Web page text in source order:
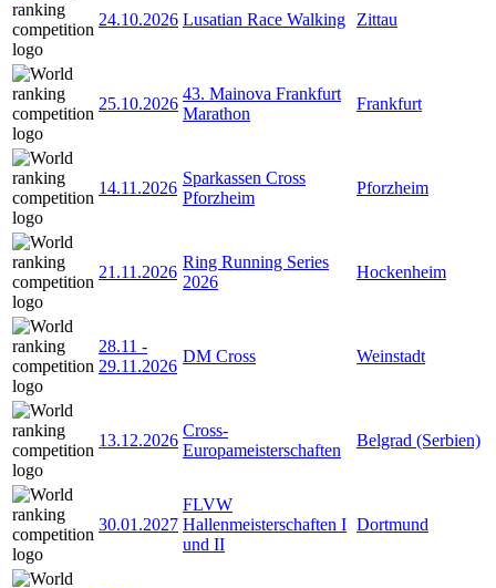
24.10.2026 Lusatian Race Walking Zittau
25.10.2026
43. Mainova Frankfurt
Marathon
Frankfurt
14.11.2026
Sparkassen Cross
Pforzheim
Pforzheim
21.11.2026
Ring Running Series
2026
Hockenheim
28.11 -
29.11.2026
DM Cross Weinstadt
13.12.2026
Cross-
Europameisterschaften
Belgrad (Serbien)
30.01.2027
FLVW
Hallenmeisterschaften I
und II
Dortmund